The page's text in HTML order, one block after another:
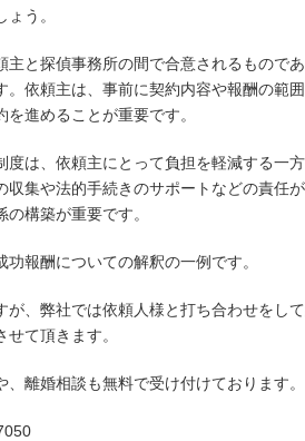
う。
主と探偵事務所の間で合意されるもので
。依頼主は、事前に契約内容や報酬の範
を進めることが重要です。
度は、依頼主にとって負担を軽減する一
収集や法的手続きのサポートなどの責任
構築が重要です。
功報酬についての解釈の一例です。
が、弊社では依頼人様と打ち合わせをし
て頂きます。
離婚相談も無料で受け付けております。